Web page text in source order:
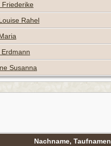
Friederike
Rahel
Susanna
Nachname, Taufnamen